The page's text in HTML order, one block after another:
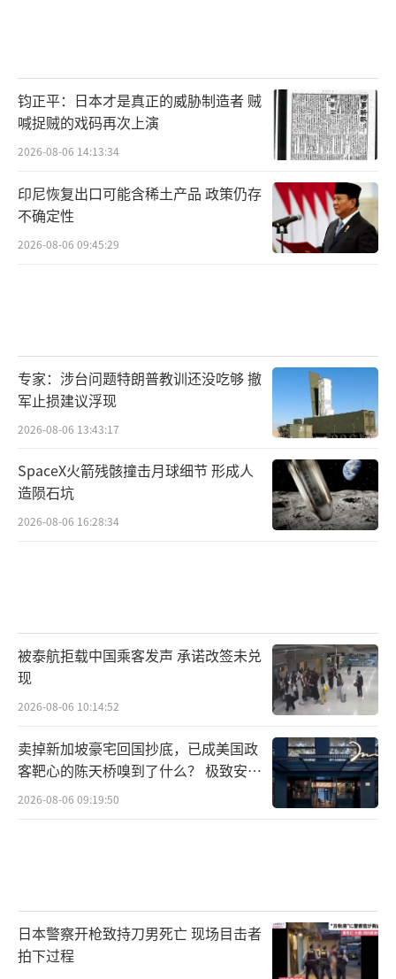
钧正平：日本才是真正的威胁制造者 贼
喊捉贼的戏码再次上演
2026-08-06 14:13:34
印尼恢复出口可能含稀土产品 政策仍存
不确定性
2026-08-06 09:45:29
专家：涉台问题特朗普教训还没吃够 撤
军止损建议浮现
2026-08-06 13:43:17
SpaceX火箭残骸撞击月球细节 形成人
造陨石坑
2026-08-06 16:28:34
被泰航拒载中国乘客发声 承诺改签未兑
现
2026-08-06 10:14:52
卖掉新加坡豪宅回国抄底，已成美国政
客靶心的陈天桥嗅到了什么？ 极致安全
的追寻
2026-08-06 09:19:50
日本警察开枪致持刀男死亡 现场目击者
拍下过程